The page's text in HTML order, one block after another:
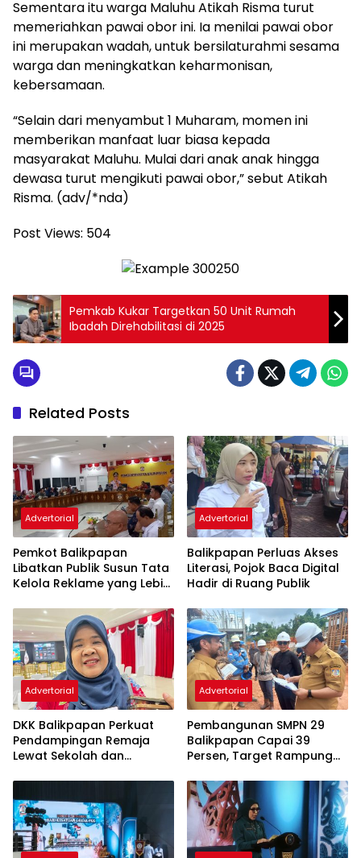
Sementara itu warga Maluhu Atikah Risma turut
memeriahkan pawai obor ini. Ia menilai pawai obor
ini merupakan wadah, untuk bersilaturahmi sesama
warga dan meningkatkan keharmonisan,
kebersamaan.
“Selain dari menyambut 1 Muharam, momen ini
memberikan manfaat luar biasa kepada
masyarakat Maluhu. Mulai dari anak anak hingga
dewasa turut mengikuti pawai obor,” sebut Atikah
Risma. (adv/*nda)
Post Views: 504
Pemkab Kukar Targetkan 50 Unit Rumah
Ibadah Direhabilitasi di 2025
Related Posts
Advertorial
Pemkot Balikpapan
Libatkan Publik Susun Tata
Kelola Reklame yang Lebih
Advertorial
Balikpapan Perluas Akses
Literasi, Pojok Baca Digital
Hadir di Ruang Publik
Advertorial
DKK Balikpapan Perkuat
Pendampingan Remaja
Lewat Sekolah dan
Advertorial
Pembangunan SMPN 29
Balikpapan Capai 39
Persen, Target Rampung